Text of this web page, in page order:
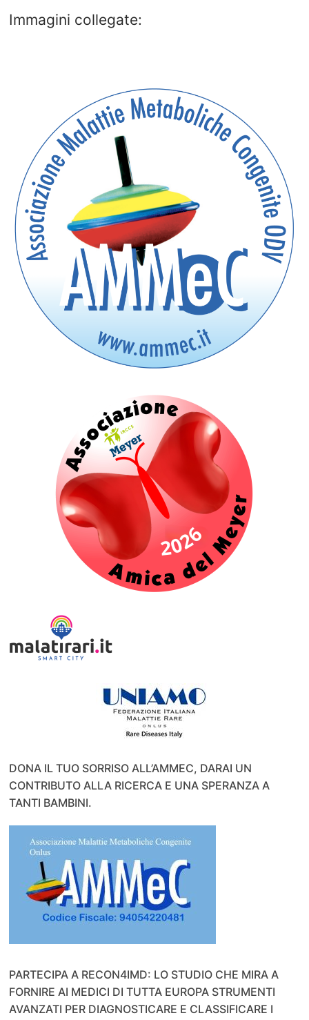
Immagini collegate:
DONA IL TUO SORRISO ALL’AMMEC, DARAI UN
CONTRIBUTO ALLA RICERCA E UNA SPERANZA A
TANTI BAMBINI.
PARTECIPA A RECON4IMD: LO STUDIO CHE MIRA A
FORNIRE AI MEDICI DI TUTTA EUROPA STRUMENTI
AVANZATI PER DIAGNOSTICARE E CLASSIFICARE I